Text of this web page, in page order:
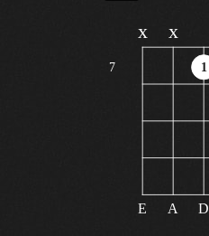
7
E A D
x x
1